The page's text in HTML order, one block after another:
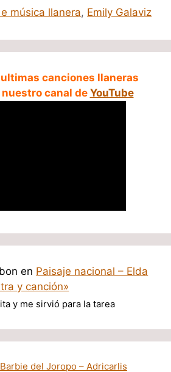
música llanera, Emily Galaviz
canciones llaneras
canal de YouTube
en Paisaje nacional – Elda
y canción»
y me sirvió para la tarea
del Joropo – Adricarlis